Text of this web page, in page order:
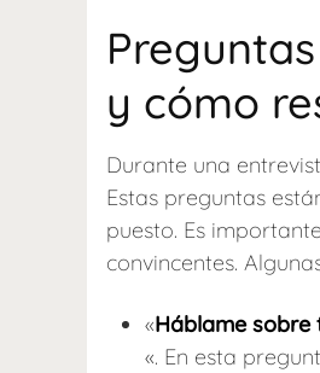
y cómo
Durante una
Estas preguntas
puesto. Es
convincentes.
«Háblame sobre
«. En esta